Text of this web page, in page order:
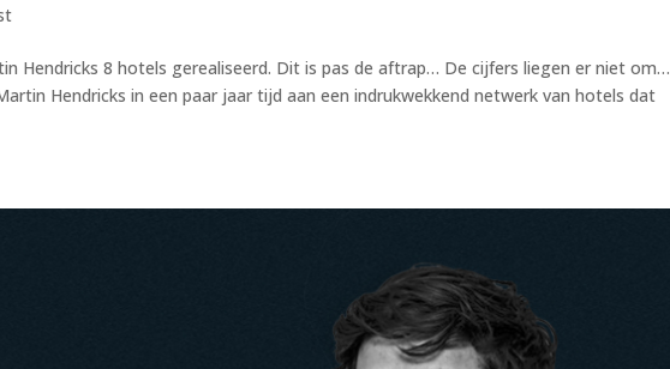
Hendricks 8 hotels gerealiseerd. Dit is pas de aftrap… De cijfers liegen er niet om…
Hendricks in een paar jaar tijd aan een indrukwekkend netwerk van hotels dat